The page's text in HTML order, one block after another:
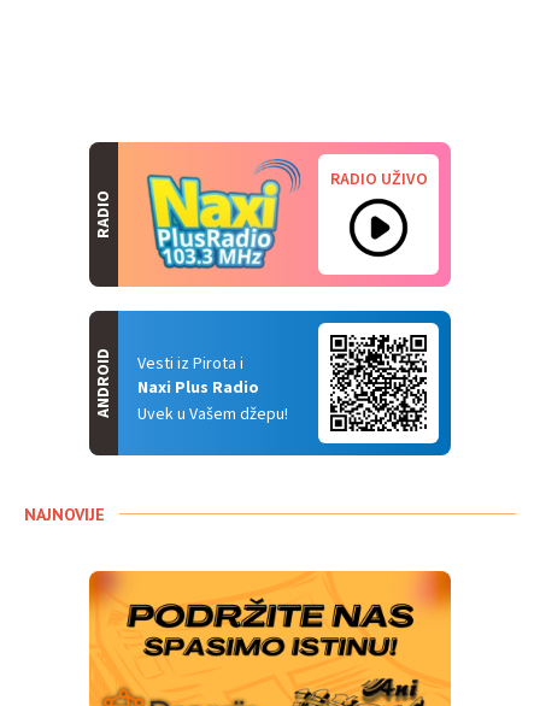
RADIO
RADIO UŽIVO
Vesti iz Pirota i
Naxi Plus Radio
Uvek u Vašem džepu!
ANDROID
NAJNOVIJE